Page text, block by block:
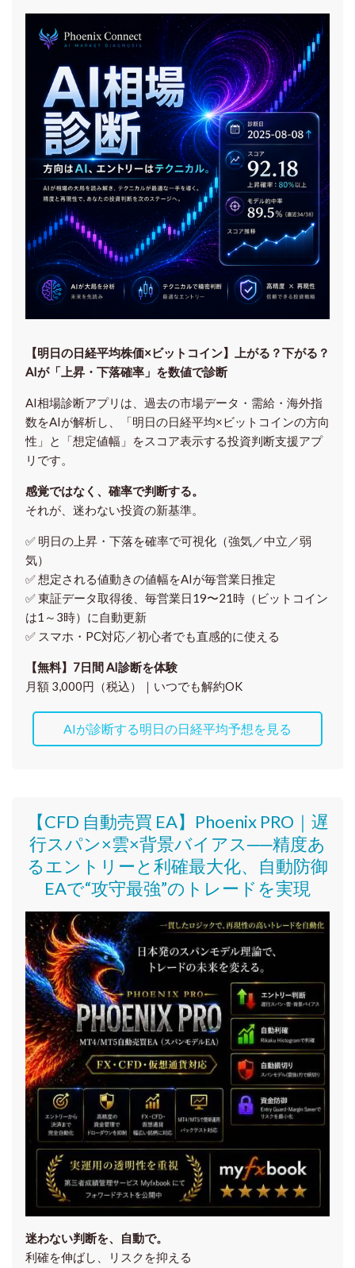
【明日の⽇経平均株価×ビットコイン】上がる？下がる？
AIが「上昇・下落確率」を数値で診断
AI相場診断アプリは、過去の市場データ・需給・海外指
数をAIが解析し、「明日の日経平均×ビットコインの方向
性」と「想定値幅」をスコア表示する投資判断支援アプ
リです。
感覚ではなく、確率で判断する。
それが、迷わない投資の新基準。
✅ 明日の上昇・下落を確率で可視化（強気／中立／弱
気）
✅ 想定される値動きの値幅をAIが毎営業日推定
✅ 東証データ取得後、 毎営業日19〜21時（ビットコイン
は1～3時）に自動更新
✅ スマホ・PC対応／初心者でも直感的に使える
【無料】7日間 AI診断を体験
月額 3,000円（税込）｜いつでも解約OK
AIが診断する明日の日経平均予想を見る
【CFD 自動売買 EA】Phoenix PRO｜遅
行スパン×雲×背景バイアス──精度あ
るエントリーと利確最大化、自動防御
EAで“攻守最強”のトレードを実現
迷わない判断を、自動で。
利確を伸ばし、リスクを抑える